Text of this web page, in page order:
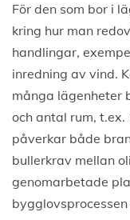
För den som bor i
kring hur man
handlingar,
inredning av vind.
många lägenheter
och antal rum, t.ex.
påverkar både
bullerkrav mellan
genomarbetade